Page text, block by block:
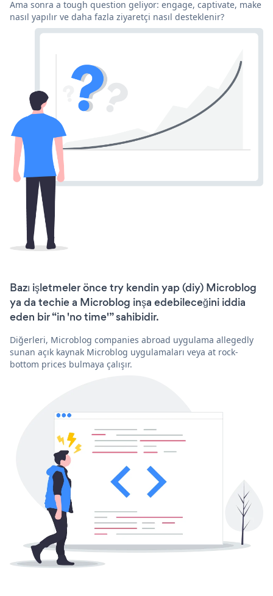
Ama sonra a tough question geliyor: engage, captivate, make
nasıl yapılır ve daha fazla ziyaretçi nasıl desteklenir?
Bazı işletmeler önce try kendin yap (diy) Microblog
ya da techie a Microblog inşa edebileceğini iddia
eden bir “in 'no time'” sahibidir.
Diğerleri, Microblog companies abroad uygulama allegedly
sunan açık kaynak Microblog uygulamaları veya at rock-
bottom prices bulmaya çalışır.